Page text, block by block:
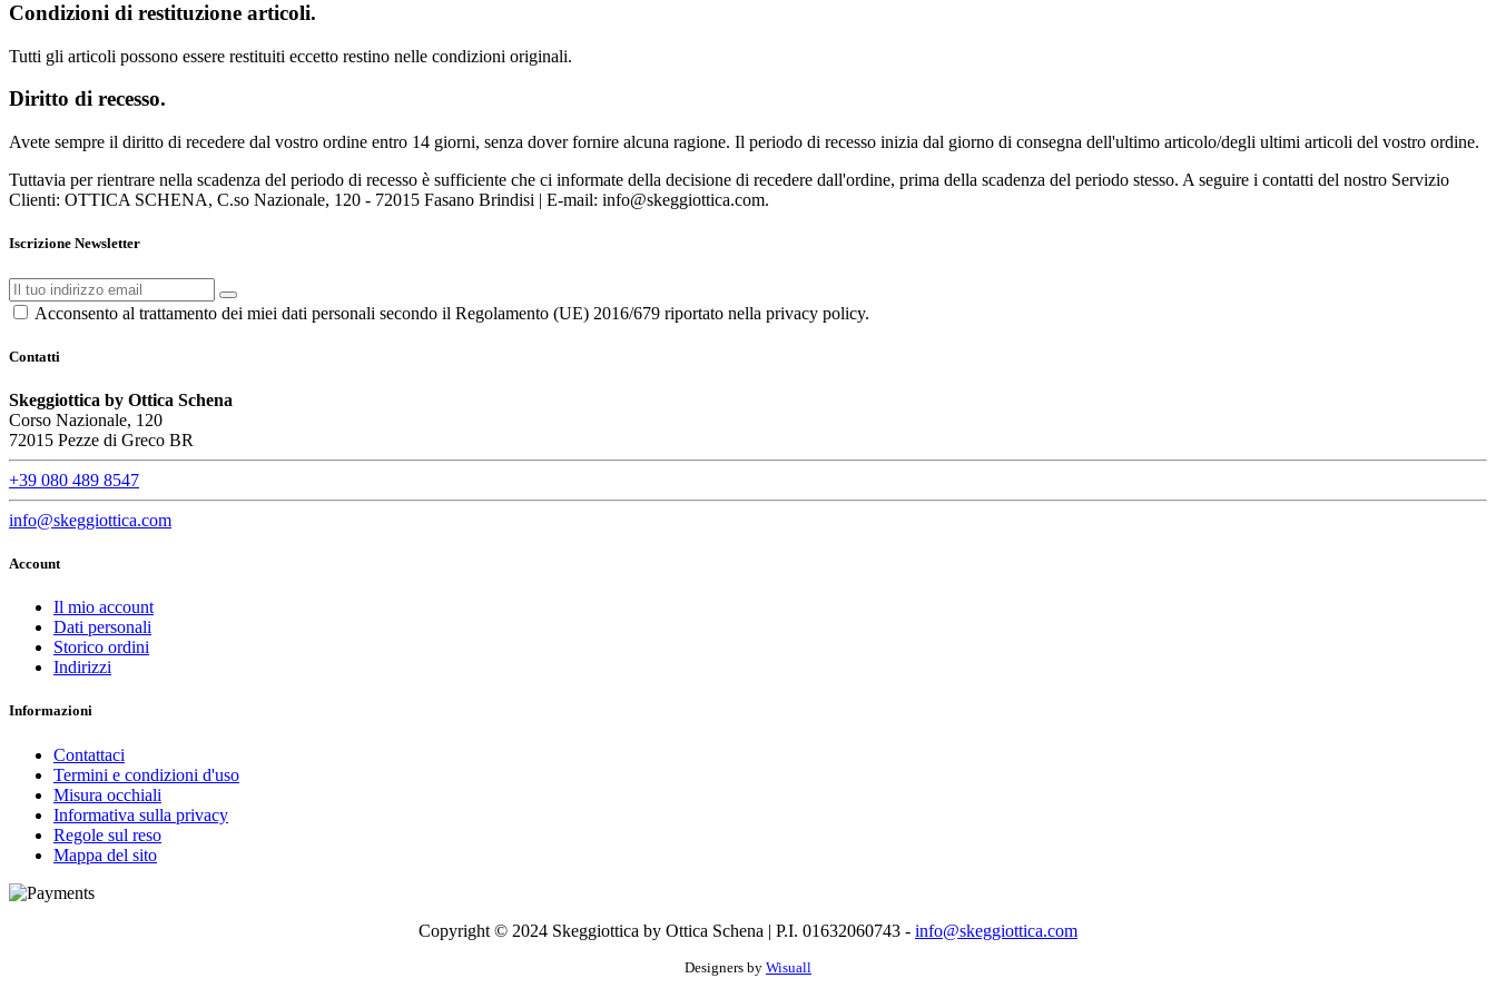
Condizioni di restituzione articoli.
Tutti gli articoli possono essere restituiti eccetto restino nelle condizioni originali.
Diritto di recesso.
Avete sempre il diritto di recedere dal vostro ordine entro 14 giorni, senza dover fornire alcuna ragione. Il periodo di recesso inizia dal giorno di consegna dell'ultimo articolo/degli ultimi articoli del vostro ordine.
Tuttavia per rientrare nella scadenza del periodo di recesso è sufficiente che ci informate della decisione di recedere dall'ordine, prima della scadenza del periodo stesso. A seguire i contatti del nostro Servizio
Clienti: OTTICA SCHENA, C.so Nazionale, 120 - 72015 Fasano Brindisi | E-mail: info@skeggiottica.com.
Iscrizione Newsletter
Acconsento al trattamento dei miei dati personali secondo il Regolamento (UE) 2016/679 riportato nella privacy policy.
Contatti
Skeggiottica by Ottica Schena
Corso Nazionale, 120
72015 Pezze di Greco BR
+39 080 489 8547
info@skeggiottica.com
Account
Il mio account
Dati personali
Storico ordini
Indirizzi
Informazioni
Contattaci
Termini e condizioni d'uso
Misura occhiali
Informativa sulla privacy
Regole sul reso
Mappa del sito
Copyright © 2024 Skeggiottica by Ottica Schena | P.I. 01632060743 - info@skeggiottica.com
Designers by Wisuall